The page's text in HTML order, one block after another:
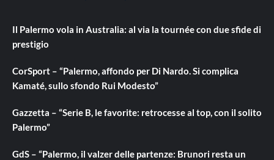
Il Palermo vola in Australia: al via la tournée con due sfide di
prestigio
CorSport – “Palermo, affondo per Di Nardo. Si complica
Kamaté, sullo sfondo Rui Modesto”
Gazzetta – “Serie B, le favorite: retrocesse al top, con il solito
Palermo”
GdS – “Palermo, il valzer delle partenze: Brunori resta un